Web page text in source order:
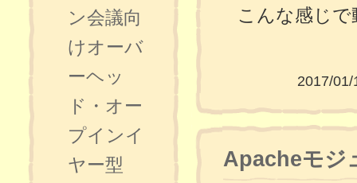
こんな感じ
2017/
Apacheモジ
ン会議向
けオーバ
ーヘッ
ド・オー
プインイ
ヤー型